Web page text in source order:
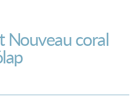
Nouveau coral